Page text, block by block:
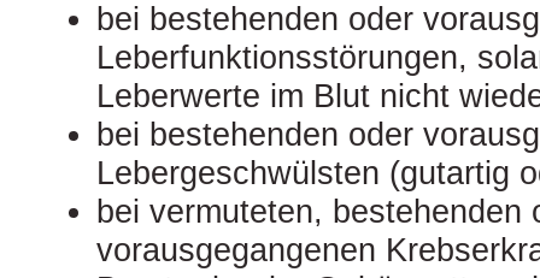
bei bestehenden oder
Leberfunktionsstörungen,
Leberwerte im Blut nicht
bei bestehenden oder
Lebergeschwülsten (gutartig
bei vermuteten, bestehenden
vorausgegangenen